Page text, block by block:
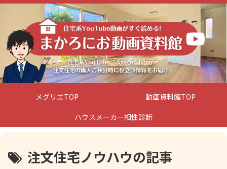
メグリエTOP
動画資料館TOP
ハウスメーカー相性診断
注文住宅ノウハウの記事